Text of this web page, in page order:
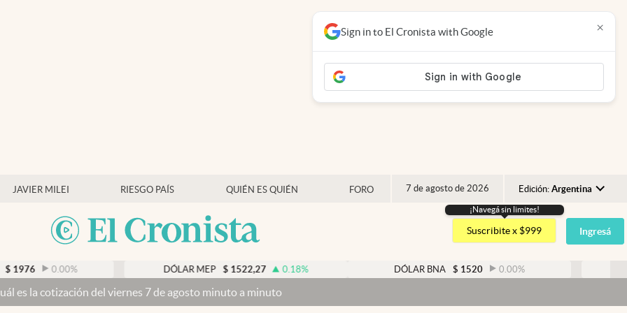
JAVIER MILEI RIESGO PAÍS QUIÉN ES QUIÉN FORO 7 de agosto de 2026 Edición: Argentina
Argentina
España
USA
¡Navegá sin limites!
Suscribite x $999 Ingresá
% 1522,27 0.18% 1520 0.00 %
viernes 7 de agosto minuto a minuto
Sign in to El Cronista with Google ×